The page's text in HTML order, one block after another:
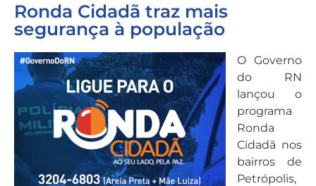
Ronda Cidadã traz mais
segurança à população
O Governo
do RN
lançou o
programa
Ronda
Cidadã nos
bairros de
Petrópolis,